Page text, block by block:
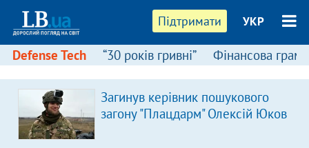
Підтримати УКР
Defense Tech “30 років гривні” Фінансова
Загинув керівник пошукового
загону "Плацдарм" Олексій Юков